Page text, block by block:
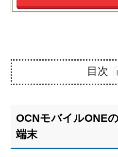
目次
イル
ONE
のお
すす
OCNモバイルONE
端末